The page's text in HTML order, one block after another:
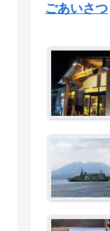
ごあいさつ